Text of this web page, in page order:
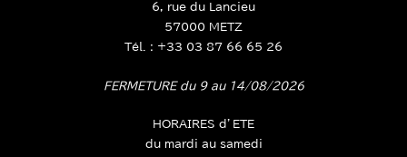
6, rue du Lancieu
57000 METZ
Tél. : +33 03 87 66 65 26
FERMETURE du 9 au 14/08/2026
HORAIRES d’ETE
du mardi au samedi